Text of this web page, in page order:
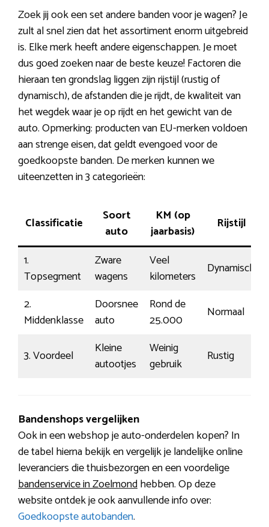
Zoek jij ook een set andere banden voor je wagen? Je
zult al snel zien dat het assortiment enorm uitgebreid
is. Elke merk heeft andere eigenschappen. Je moet
dus goed zoeken naar de beste keuze! Factoren die
hieraan ten grondslag liggen zijn rijstijl (rustig of
dynamisch), de afstanden die je rijdt, de kwaliteit van
het wegdek waar je op rijdt en het gewicht van de
auto. Opmerking: producten van EU-merken voldoen
aan strenge eisen, dat geldt evengoed voor de
goedkoopste banden. De merken kunnen we
uiteenzetten in 3 categorieën:
Classificatie
Soort
auto
KM (op
jaarbasis)
Rijstijl
1.
Topsegment
Zware
wagens
Veel
kilometers
Dynamisch
2.
Middenklasse
Doorsnee
auto
Rond de
25.000
Normaal
3. Voordeel
Kleine
autootjes
Weinig
gebruik
Rustig
Bandenshops vergelijken
Ook in een webshop je auto-onderdelen kopen? In
de tabel hierna bekijk en vergelijk je landelijke online
leveranciers die thuisbezorgen en een voordelige
bandenservice in Zoelmondhebben. Op deze
website ontdek je ook aanvullende info over:
Goedkoopste autobanden.